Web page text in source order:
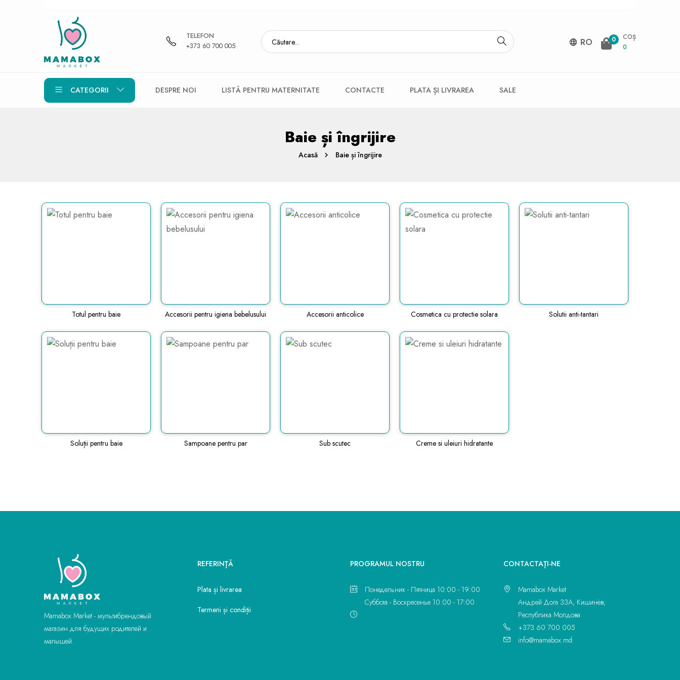
TELEFON
+373 60 700 005
RO 0
COȘ
0
CATEGORII DESPRE NOI LISTĂ PENTRU MATERNITATE CONTACTE PLATA ȘI LIVRAREA SALE
Baie și îngrijire
Acasă Baie și îngrijire
Totul pentru baie Accesorii pentru igiena bebelusului Accesorii anticolice Cosmetica cu protectie solara Solutii anti-tantari
Soluții pentru baie Sampoane pentru par Sub scutec Creme si uleiuri hidratante
Mamabox Market - мультибрендовый
магазин для будущих родителей и
малышей.
REFERINŢĂ
Plata și livrarea
Termeni și condiții
PROGRAMUL NOSTRU
Понедельник - Пятница 10:00 - 19:00
Суббота - Воскресенье 10:00 - 17:00
CONTACTAŢI-NE
Mamabox Market
Андрей Дога 33A, Кишинёв,
Республика Молдова
+373 60 700 005
info@mamabox.md